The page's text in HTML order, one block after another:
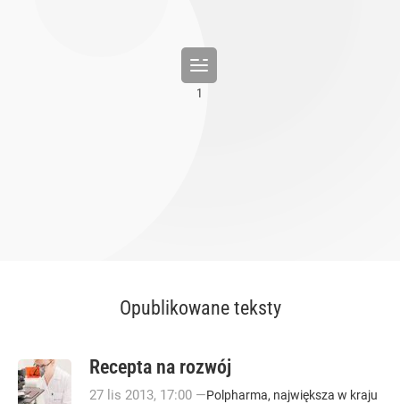
Opublikowane teksty
Recepta na rozwój
27 lis 2013, 17:00 —Polpharma, największa w kraju